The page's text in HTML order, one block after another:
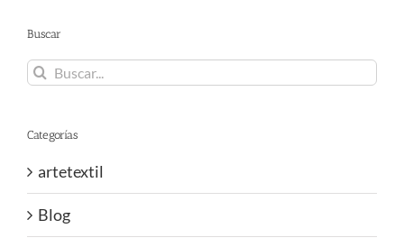
Buscar
Buscar:
Categorías
artetextil
Blog